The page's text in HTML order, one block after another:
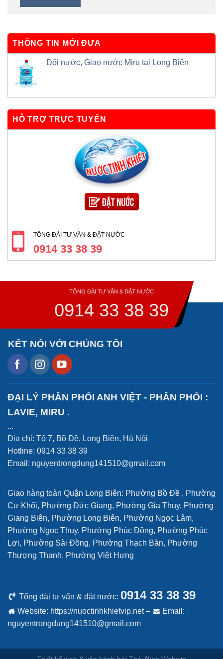
THÔNG TIN MỚI ĐƯA
Đổi nước, Giao nước Miru tại Long Biên
HỖ TRỢ TRỰC TUYẾN
TỔNG ĐÀI TƯ VẤN & ĐẶT NƯỚC
0914 33 38 39
TỔNG ĐÀI TƯ VẤN & ĐẶT NƯỚC
0914 33 38 39
KẾT NỐI VỚI CHÚNG TÔI
ĐẠI LÝ PHÂN PHỐI ANH VIỆT - PHÂN PHỐI :
LAVIE, MIRU .
...
Địa chỉ: Tổ 7, Bồ Đề, Long Biên, Hà Nội
Hotline: 0914 33 38 39
Email: nguyentrongdung141510@gmail.com
Giao hàng toàn Quận Long Biên: Phường Bồ Đề , Phường
Cự Khối, Phường Đức Giang, Phường Gia Thụy, Phường
Giang Biên, Phường Long Biên, Phường Ngọc Lâm,
Phường Ngọc Thụy, Phường Phúc Đồng, Phường Phúc
Lợi, Phường Sài Đồng, Phường Thạch Bàn, Phường
Thượng Thanh, Phường Việt Hưng
Tổng đài tư vấn & đặt nước: 0914 33 38 39
Website: https://nuoctinhkhietvip.net –
Email:
nguyentrongdung141510@gmail.com